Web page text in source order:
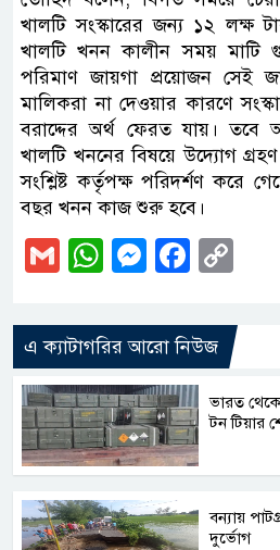
খালটি সংস্কারের জন্য ১২ লক্ষ
খালটি খনন কালীন সময় মাটি
পরিমাণ জায়গা প্রয়োজন সেই
মালিকরা না দেওয়ার কারণে
বরাদ্দের অর্থ ফেরত যায়।
খালটি খননের বিষয়ে উদ্যোগ
সংশ্লিষ্ট কর্তৃপক্ষ পরিদর্শণ করে
বছর খনন কাজ শুরু হবে।
GmailWhatsApp
এ ক্যাটাগরির আরো নিউজ
ভারত
টন টিয়ার
বন্যায়
দুর্ভোগ